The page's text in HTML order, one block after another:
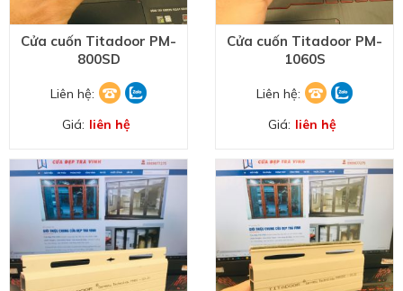
Cửa cuốn Titadoor PM-
800SD
Liên hệ:
Giá: liên hệ
Cửa cuốn Titadoor PM-
1060S
Liên hệ:
Giá: liên hệ